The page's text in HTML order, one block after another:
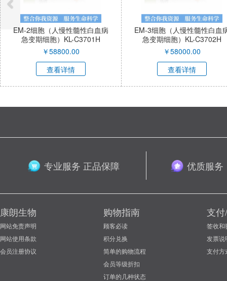
EM-3细胞（人慢性髓性白血病
急变期细胞）KL-C3702H
￥58000.00
查看详情
A-10细胞（大鼠平滑肌细胞
KL-C0047R
￥58200.00
查看详情
专业服务 正品保障 优质服务
康朗生物
网站免责声明
网站使用条款
会员注册协议
购物指南
顾客必读
积分兑换
简单的购物流程
会员等级折扣
订单的几种状态
支
签收和
发票说
支付方